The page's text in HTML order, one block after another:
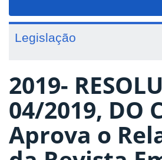
Legislação
2019-
04/2019, DO
Aprova o